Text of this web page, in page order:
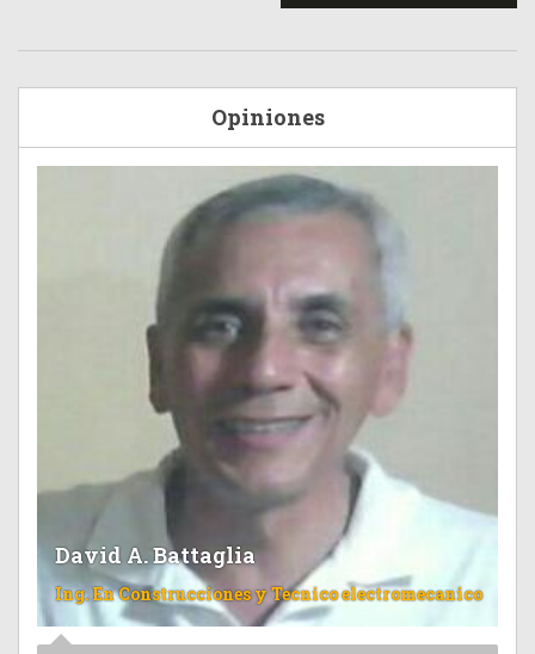
Opiniones
David A. Battaglia
Ing. En Construcciones y Tecnico electromecanico